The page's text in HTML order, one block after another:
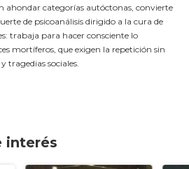
ahondar categorías autóctonas, convierte
de psicoanálisis dirigido a la cura de
trabaja para hacer consciente lo
mortíferos, que exigen la repetición sin
tragedias sociales.
interés